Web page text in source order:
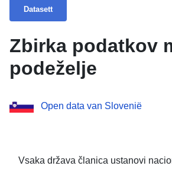
Datasett
Zbirka podatkov
podeželje
Open data van Slovenië
Vsaka država članica ustanovi